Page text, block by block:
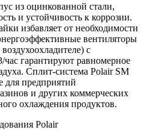
из оцинкованной стали,
и устойчивость к коррозии.
избавляет от необходимости
вентиляторы
с
гарантируют равномерное
Сплит-система Polair SM
для предприятий
и других коммерческих
охлаждения продуктов.
Polair